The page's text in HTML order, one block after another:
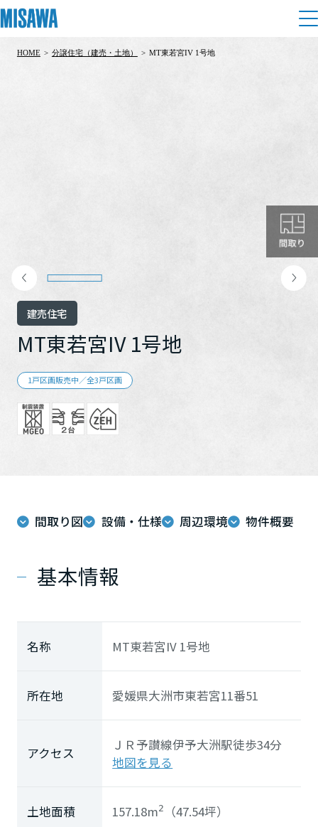
住まい
デザイナーズギャラリー
インテリア
住まいづくりガイド
買う
分譲住宅（建売・土地）検索
売る [MISAWA RELAY]
住まいの売却
住まいづくりを楽しく学べるデジタルラウンジです。
ホームラウンジ 新築・戸建て
店舗・各種施設
土地活用実例
法人のお客さま
企業不動産活用（CRE）戦略
土地活用の基礎から長期安定経営を目指すオーナー様まで、賃貸経
営に役立つ多彩な情報を幅広くお届けします。
リフォームの流れ
リフォームメニュー
リフォーム事例
事業用
事業用リノベーション
これからリフォームをご検討の方
ォームの具体策とアイデアを豊富にご用意しています。
ホームラウンジ リフォーム
再開発・官民連携事業
分譲マンション開発事業
収益不動産・投資開発事業
建築再生事業
事業用地・事業用建物
向のまちづくりを実現していきます。
ミサワゼネラルソリューション
住まいるりんぐ（ロングサポート）
保証制度
アフターメンテナンス
ミサワリフォーム
お客様センター
ミサワホームオーナーさま・リフォーム工事ご契約者さまとミサワ
ホームを結ぶコミュニケーションサイト。お得・便利・安心なコン
テンツや、ミサワホームからの大切なお知らせなど配信していま
ミサワオーナーズクラブ
企業・IR情報
企業・IR
ニュース
MISAWAについて
SDGs
新卒者採用
ウエルネス事業
海外事業
展示 場・ イベント情報
住まいのご相談
HOME> 分譲住宅（建売・土地） > MT東若宮IV 1号地
建売住宅
MT東若宮IV 1号地
1戸区画販売中／全3戸区画
間取り図 設備・仕様 周辺環境 物件概要
基本情報
名称 MT東若宮IV 1号地
所在地 愛媛県大洲市東若宮11番51
アクセス
ＪＲ予讃線伊予大洲駅徒歩34分
地図を見る
土地面積 157.18m2 （47.54坪）